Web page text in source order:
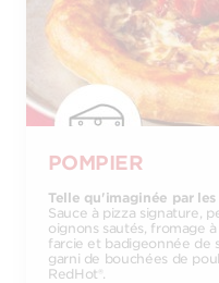
POMPIER
Telle qu'imaginée par
Sauce à pizza signature,
oignons sautés, fromage
farcie et badigeonnée de
garni de bouchées de
RedHot®.